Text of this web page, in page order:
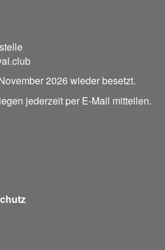
2026 wieder besetzt.
jederzeit per E-Mail mitteilen.